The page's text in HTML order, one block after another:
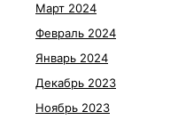
Март 2024
Февраль 2024
Январь 2024
Декабрь 2023
Ноябрь 2023